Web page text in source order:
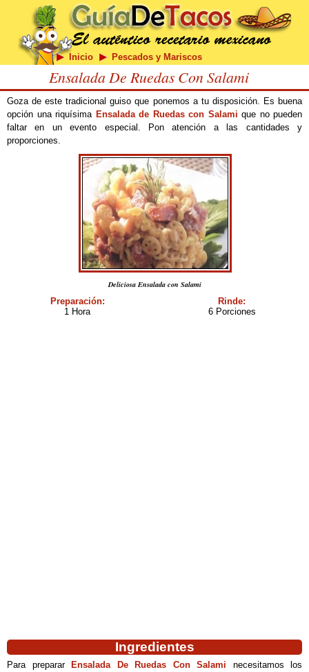
Inicio Pescados y Mariscos
Ensalada De Ruedas Con Salami
Goza de este tradicional guiso que ponemos a tu disposición. Es buena
opción una riquísima Ensalada de Ruedas con Salami que no pueden
faltar en un evento especial. Pon atención a las cantidades y
proporciones.
Deliciosa Ensalada con Salami
Preparación:
1 Hora
Rinde:
6 Porciones
Ingredientes
Para preparar Ensalada De Ruedas Con Salami necesitamos los